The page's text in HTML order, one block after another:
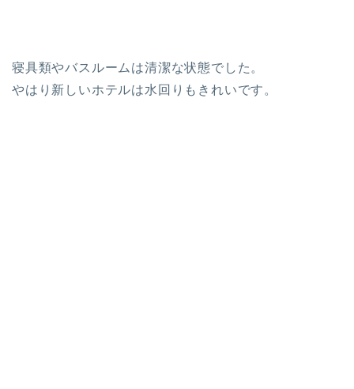
寝具類やバスルームは清潔な状態でした。
やはり新しいホテルは水回りもきれいです。